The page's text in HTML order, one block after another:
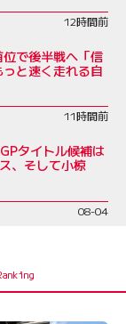
12時間前
で後半戦へ「信
と速く走れる自
11時間前
タイトル候補は
、そして小椋
08-04